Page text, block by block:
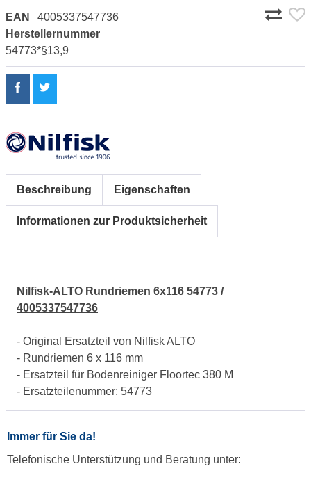
EAN
4005337547736
Herstellernummer
54773*§13,9
Beschreibung Eigenschaften
Informationen zur Produktsicherheit
Nilfisk-ALTO Rundriemen 6x116 54773 /
4005337547736
- Original Ersatzteil von Nilfisk ALTO
- Rundriemen 6 x 116 mm
- Ersatzteil für Bodenreiniger Floortec 380 M
- Ersatzteilenummer: 54773
Immer für Sie da!
Telefonische Unterstützung und Beratung unter: